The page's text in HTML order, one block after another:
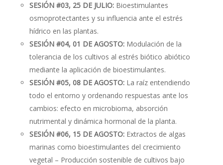
SESIÓN #03, 25 DE JULIO:Bioestimulantes
osmoprotectantes y su influencia ante el estrés
hídrico en las plantas.
SESIÓN #04, 01 DE AGOSTO:Modulación de la
tolerancia de los cultivos al estrés biótico abiótico
mediante la aplicación de bioestimulantes.
SESIÓN #05, 08 DE AGOSTO:La raíz entendiendo
todo el entorno y ordenando respuestas ante los
cambios: efecto en microbioma, absorción
nutrimental y dinámica hormonal de la planta.
SESIÓN #06, 15 DE AGOSTO:Extractos de algas
marinas como bioestimulantes del crecimiento
vegetal – Producción sostenible de cultivos bajo